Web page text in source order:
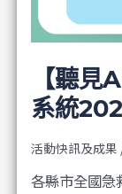
【聽
系統
活動快訊及成果
各縣市全國急